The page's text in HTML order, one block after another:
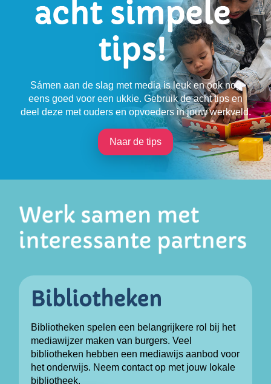
Sámen aan de slag met media is leuk en ook nog
eens goed voor een ukkie. Gebruik de acht tips en
deel deze met ouders en opvoeders in jouw werkveld.
Naar de tips
Bibliotheken spelen een belangrijkere rol bij het
mediawijzer maken van burgers. Veel
bibliotheken hebben een mediawijs aanbod voor
het onderwijs. Neem contact op met jouw lokale
bibliotheek.